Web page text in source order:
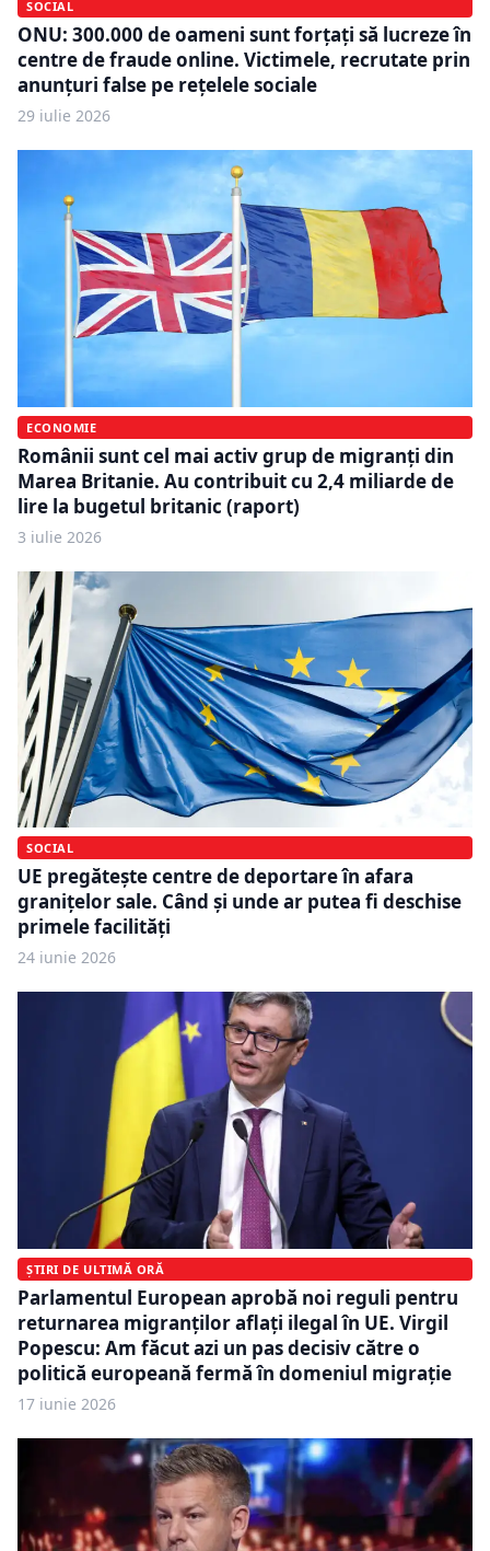
SOCIAL
ONU: 300.000 de oameni sunt forțați să lucreze în
centre de fraude online. Victimele, recrutate prin
anunțuri false pe rețelele sociale
29 iulie 2026
ECONOMIE
Românii sunt cel mai activ grup de migranți din
Marea Britanie. Au contribuit cu 2,4 miliarde de
lire la bugetul britanic (raport)
3 iulie 2026
SOCIAL
UE pregătește centre de deportare în afara
granițelor sale. Când și unde ar putea fi deschise
primele facilități
24 iunie 2026
ȘTIRI DE ULTIMĂ ORĂ
Parlamentul European aprobă noi reguli pentru
returnarea migranților aflați ilegal în UE. Virgil
Popescu: Am făcut azi un pas decisiv către o
politică europeană fermă în domeniul migrație
17 iunie 2026